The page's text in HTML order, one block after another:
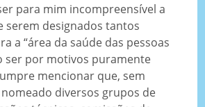
para mim incompreensível a
serem designados tantos
a “área da saúde das pessoas
ser por motivos puramente
mencionar que, sem
diversos grupos de